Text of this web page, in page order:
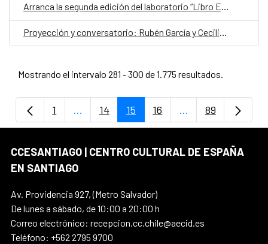
Arranca la segunda edición del laboratorio “Libro Expandido”
Mostrando el intervalo 281 - 300 de 1.775 resultados.
Página
1 ...Páginas intermedias Use TAB para
Página
14 Página
15 Página
16 ...PáginasPágina
89
CCESANTIAGO | CENTRO CULTURAL DE ESPAÑA
EN SANTIAGO
Av. Providencia 927, (Metro Salvador)
De lunes a sábado, de 10:00 a 20:00 h
Correo electrónico: recepcion.cc.chile@aecid.es
Teléfono: +562 2795 9700